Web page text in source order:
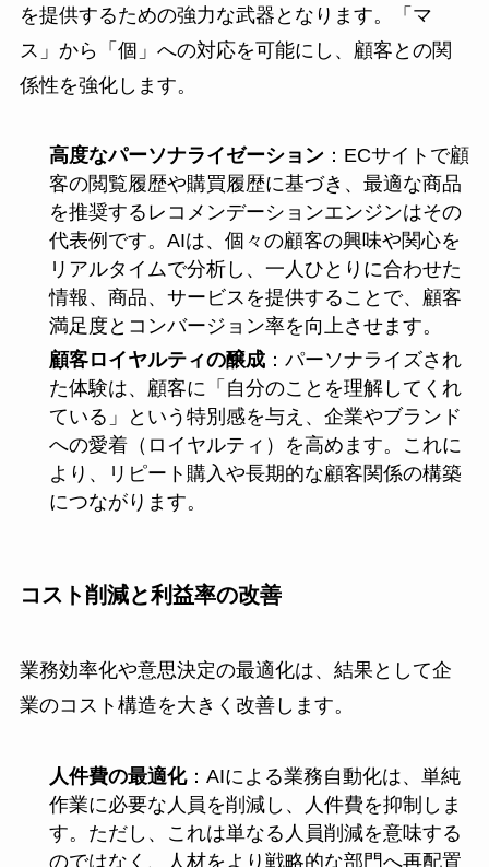
を提供するための強力な武器となります。「マ
ス」から「個」への対応を可能にし、顧客との関
係性を強化します。
高度なパーソナライゼーション：ECサイトで顧
客の閲覧履歴や購買履歴に基づき、最適な商品
を推奨するレコメンデーションエンジンはその
代表例です。AIは、個々の顧客の興味や関心を
リアルタイムで分析し、一人ひとりに合わせた
情報、商品、サービスを提供することで、顧客
満足度とコンバージョン率を向上させます。
顧客ロイヤルティの醸成：パーソナライズされ
た体験は、顧客に「自分のことを理解してくれ
ている」という特別感を与え、企業やブランド
への愛着（ロイヤルティ）を高めます。これに
より、リピート購入や長期的な顧客関係の構築
につながります。
コスト削減と利益率の改善
業務効率化や意思決定の最適化は、結果として企
業のコスト構造を大きく改善します。
人件費の最適化：AIによる業務自動化は、単純
作業に必要な人員を削減し、人件費を抑制しま
す。ただし、これは単なる人員削減を意味する
のではなく、人材をより戦略的な部門へ再配置